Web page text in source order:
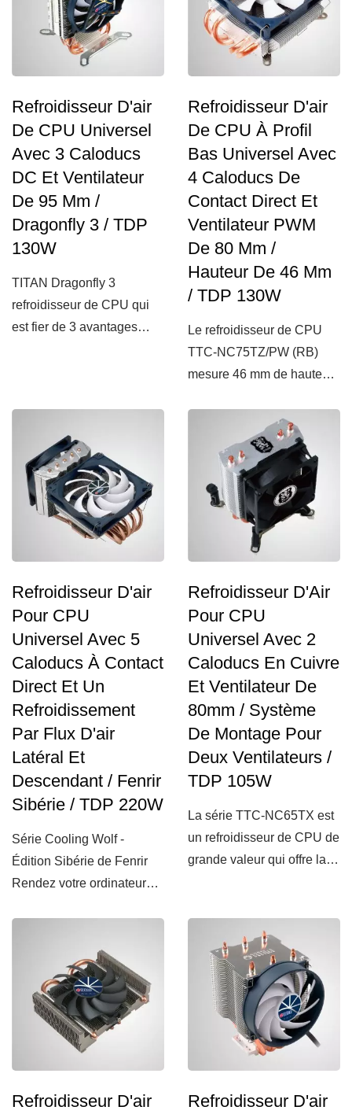
Refroidisseur D'air
De CPU Universel
Avec 3 Caloducs
DC Et Ventilateur
De 95 Mm /
Dragonfly 3 / TDP
130W
TITAN Dragonfly 3
refroidisseur de CPU qui
est fier de 3 avantages
Refroidisseur D'air
De CPU À Profil
Bas Universel Avec
4 Caloducs De
Contact Direct Et
Ventilateur PWM
De 80 Mm /
Hauteur De 46 Mm
/ TDP 130W
Le refroidisseur de CPU
TTC-NC75TZ/PW (RB)
mesure 46 mm de hauteur
Refroidisseur D'air
Pour CPU
Universel Avec 5
Caloducs À Contact
Direct Et Un
Refroidissement
Par Flux D'air
Latéral Et
Descendant / Fenrir
Sibérie / TDP 220W
Série Cooling Wolf -
Édition Sibérie de Fenrir
Rendez votre ordinateur
Refroidisseur D'Air
Pour CPU
Universel Avec 2
Caloducs En Cuivre
Et Ventilateur De
80mm / Système
De Montage Pour
Deux Ventilateurs /
TDP 105W
La série TTC-NC65TX est
un refroidisseur de CPU de
grande valeur qui offre la
Refroidisseur D'air
Refroidisseur D'air